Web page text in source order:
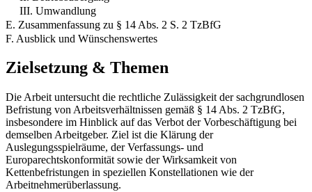
III. Umwandlung
E. Zusammenfassung zu § 14 Abs. 2 S. 2 TzBfG
F. Ausblick und Wünschenswertes
Zielsetzung & Themen
Die Arbeit untersucht die rechtliche Zulässigkeit der sachgrundlosen
Befristung von Arbeitsverhältnissen gemäß § 14 Abs. 2 TzBfG,
insbesondere im Hinblick auf das Verbot der Vorbeschäftigung bei
demselben Arbeitgeber. Ziel ist die Klärung der
Auslegungsspielräume, der Verfassungs- und
Europarechtskonformität sowie der Wirksamkeit von
Kettenbefristungen in speziellen Konstellationen wie der
Arbeitnehmerüberlassung.